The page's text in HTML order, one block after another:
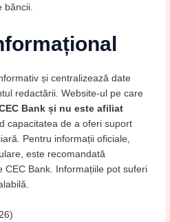
băncii.
și centralizează date
redactării. Website-ul pe care
Bank și nu este afiliat
capacitatea de a oferi suport
Pentru informații oficiale,
este recomandată
CEC Bank. Informațiile pot suferi